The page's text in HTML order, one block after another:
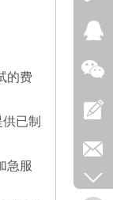
的费
已制
急服